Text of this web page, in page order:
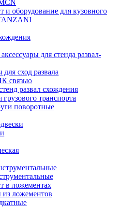
и оборудование для кузовного
для стенда развал-
сход развала
связью
развал схождения
транспорта
поворотные
в ложементах
ложементов